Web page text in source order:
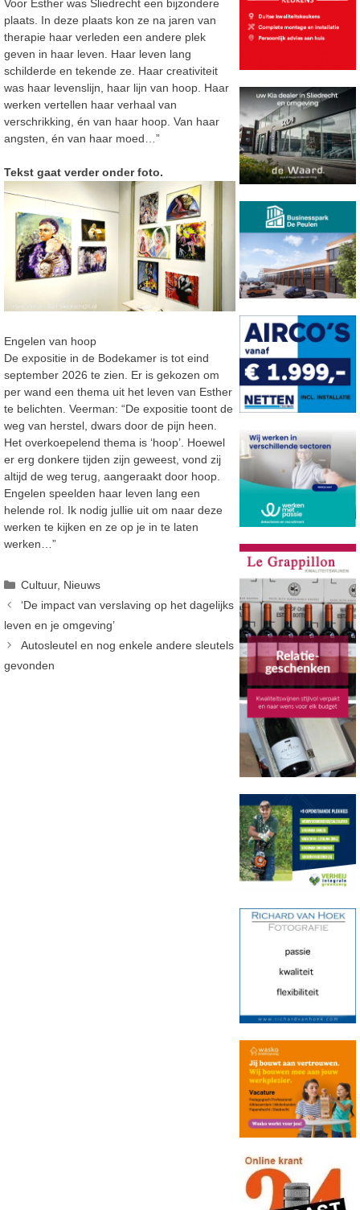
Voor Esther was Sliedrecht een bijzondere
plaats. In deze plaats kon ze na jaren van
therapie haar verleden een andere plek
geven in haar leven. Haar leven lang
schilderde en tekende ze. Haar creativiteit
was haar levenslijn, haar lijn van hoop. Haar
werken vertellen haar verhaal van
verschrikking, én van haar hoop. Van haar
angsten, én van haar moed…”
Tekst gaat verder onder foto.
Engelen van hoop
De expositie in de Bodekamer is tot eind
september 2026 te zien. Er is gekozen om
per wand een thema uit het leven van Esther
te belichten. Veerman: “De expositie toont de
weg van herstel, dwars door de pijn heen.
Het overkoepelend thema is ‘hoop’. Hoewel
er erg donkere tijden zijn geweest, vond zij
altijd de weg terug, aangeraakt door hoop.
Engelen speelden haar leven lang een
helende rol. Ik nodig jullie uit om naar deze
werken te kijken en ze op je in te laten
werken…”
Categorieën
Cultuur, Nieuws
‘De impact van verslaving op het dagelijks
leven en je omgeving’
Autosleutel en nog enkele andere sleutels
gevonden